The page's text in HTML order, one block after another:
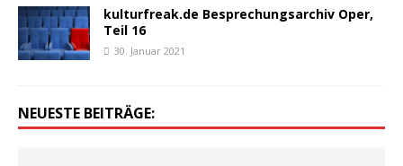
kulturfreak.de Besprechungsarchiv Oper,
Teil 16
30. Januar 2021
NEUESTE BEITRÄGE: